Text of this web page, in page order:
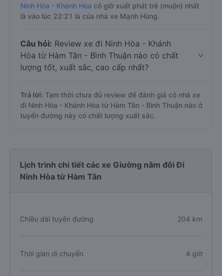
Ninh Hòa - Khánh Hòa có giờ xuất phát trễ (muộn) nhất
là vào lúc 22:21 là của nhà xe Mạnh Hùng.
Câu hỏi: Review xe đi Ninh Hòa - Khánh
Hòa từ Hàm Tân - Bình Thuận nào có chất
lượng tốt, xuất sắc, cao cấp nhất?
Trả lời: Tạm thời chưa đủ review để đánh giá có nhà xe
đi Ninh Hòa - Khánh Hòa từ Hàm Tân - Bình Thuận nào ở
tuyến đường này có chất lượng xuất sắc.
Lịch trình chi tiết các xe Giường nằm đôi Đi
Ninh Hòa từ Hàm Tân
Chiều dài tuyến đường 204 km
Thời gian di chuyển 4 giờ